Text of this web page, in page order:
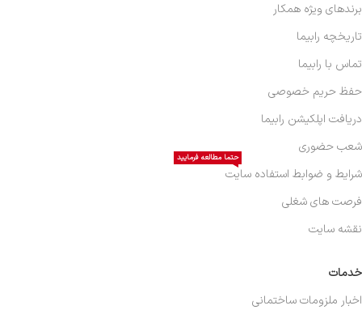
خدمات
اخبار ملزومات ساختمانی
برندهای ویژه همکار
تاریخچه رابیما
تماس با رابیما
حفظ حریم خصوصی
دریافت اپلکیشن رابیما
شعب حضوری
شرایط و ضوابط استفاده سایت
حتما مطالعه فرمایید
فرصت های شغلی
نقشه سایت